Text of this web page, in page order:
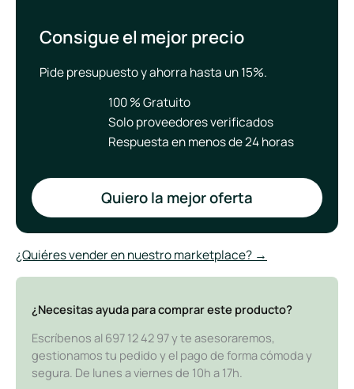
Consigue el mejor precio
Pide presupuesto y ahorra hasta un 15%.
100 % Gratuito
Solo proveedores verificados
Respuesta en menos de 24 horas
Quiero la mejor oferta
¿Quiéres vender en nuestro marketplace? →
¿Necesitas ayuda para comprar este producto?
Escríbenos al 697 12 42 97 y te asesoraremos,
gestionamos tu pedido y el pago de forma cómoda y
segura. De lunes a viernes de 10h a 17h.